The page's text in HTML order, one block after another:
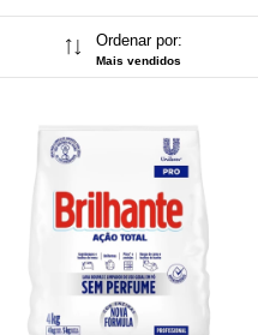
Ordenar por:
Mais vendidos